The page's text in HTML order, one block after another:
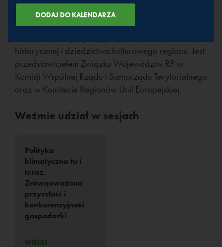
konkurencyjności gospodarki województwa
śląskiego. Promuje ideę samorządności, a także
historycznej i dziedzictwa kulturowego regionu. Jest
przedstawicielem Związku Województw RP w
Komisji Wspólnej Rządu i Samorządu Terytorialnego
oraz w Komitecie Regionów Unii Europejskiej.
Weźmie udział w sesjach
Polityka
klimatyczna tu i
teraz.
Zrównoważona
przyszłość i
konkurencyjność
gospodarki
WIĘCEJ